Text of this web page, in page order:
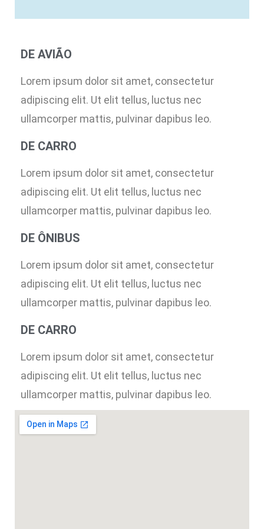
DE AVIÃO
Lorem ipsum dolor sit amet, consectetur
adipiscing elit. Ut elit tellus, luctus nec
ullamcorper mattis, pulvinar dapibus leo.
DE CARRO
Lorem ipsum dolor sit amet, consectetur
adipiscing elit. Ut elit tellus, luctus nec
ullamcorper mattis, pulvinar dapibus leo.
DE ÔNIBUS
Lorem ipsum dolor sit amet, consectetur
adipiscing elit. Ut elit tellus, luctus nec
ullamcorper mattis, pulvinar dapibus leo.
DE CARRO
Lorem ipsum dolor sit amet, consectetur
adipiscing elit. Ut elit tellus, luctus nec
ullamcorper mattis, pulvinar dapibus leo.